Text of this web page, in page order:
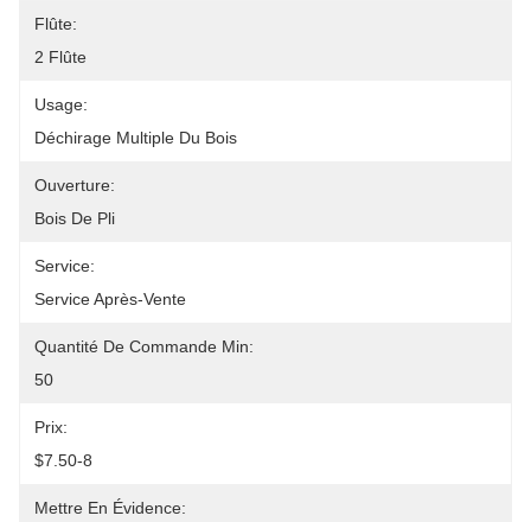
Flûte:
2 Flûte
Usage:
Déchirage Multiple Du Bois
Ouverture:
Bois De Pli
Service:
Service Après-Vente
Quantité De Commande Min:
50
Prix:
$7.50-8
Mettre En Évidence: